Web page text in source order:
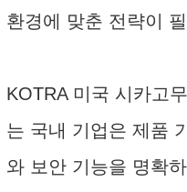
환경에 맞춘 전략이
KOTRA 미국 시카고
는 국내 기업은 제품
와 보안 기능을 명확